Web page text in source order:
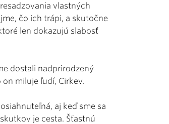
vlastných
čo ich trápi, a skutočne
len dokazujú slabosť
dostali nadprirodzený
miluje ľudí, Cirkev.
aj keď sme sa
je cesta. Šťastnú